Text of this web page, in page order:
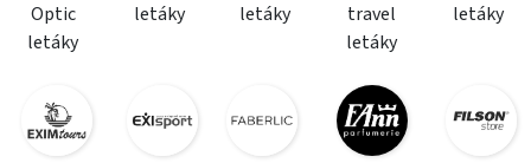
Optic
letáky
letáky
letáky
travel
letáky
letáky